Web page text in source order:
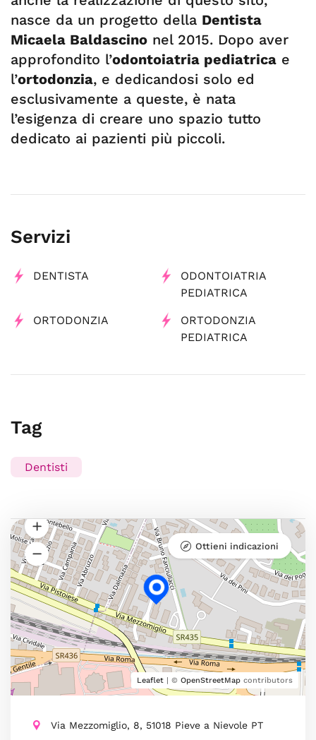
nasce da un progetto della Dentista
Micaela Baldascino nel 2015. Dopo aver
approfondito l’odontoiatria pediatrica e
l’ortodonzia, e dedicandosi solo ed
esclusivamente a queste, è nata
l’esigenza di creare uno spazio tutto
dedicato ai pazienti più piccoli.
Servizi
DENTISTA
ODONTOIATRIA
PEDIATRICA
ORTODONZIA
ORTODONZIA
PEDIATRICA
Tag
Dentisti
Leaflet | © OpenStreetMap contributors
Ottieni indicazioni
Via Mezzomiglio, 8, 51018 Pieve a Nievole PT